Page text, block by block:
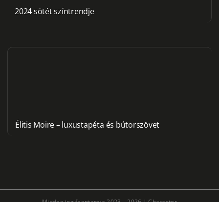
2024 sötét színtrendje
Élitis Moire – luxustapéta és bútorszövet